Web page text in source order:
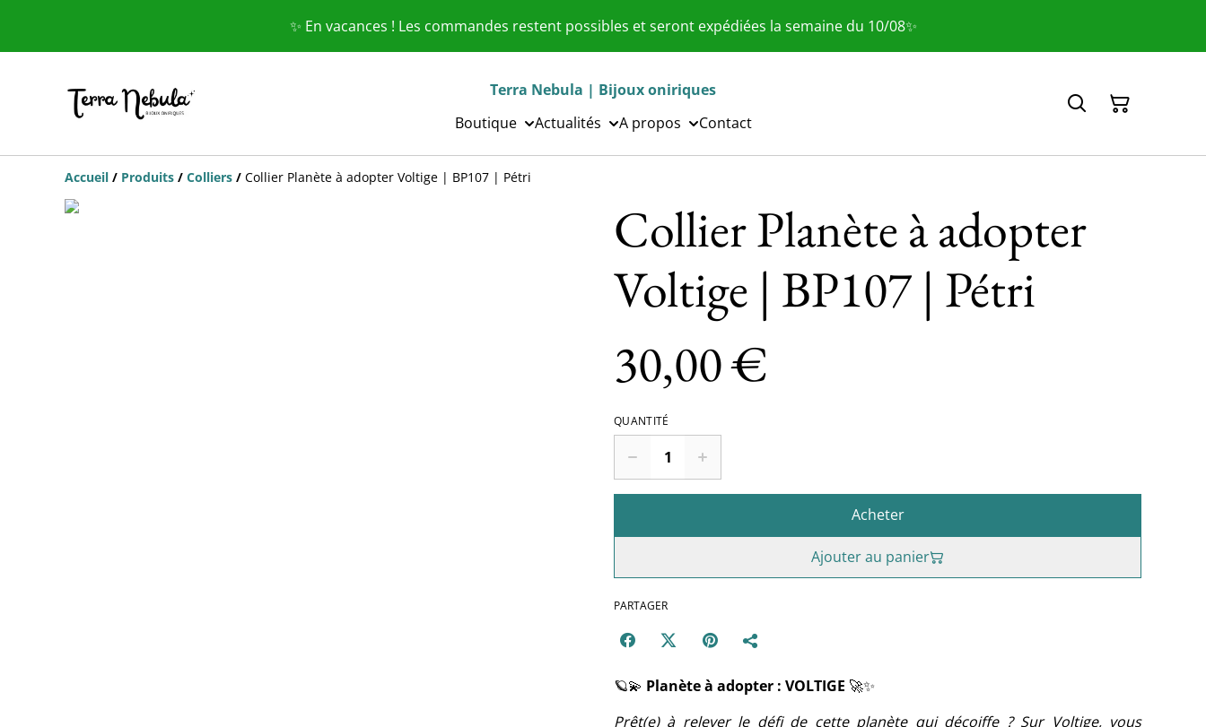
✨ En vacances ! Les commandes restent possibles et seront expédiées la semaine du 10/08✨
Terra Nebula | Bijoux oniriques
Boutique
Actualités A propos Contact
Accueil / Produits / Colliers / Collier Planète à adopter Voltige | BP107 | Pétri
Collier Planète à adopter
Voltige | BP107 | Pétri
30,00 €
QUANTITÉ
Acheter
Ajouter au panier
PARTAGER
🪐💫 Planète à adopter : VOLTIGE 🚀✨
Prêt(e) à relever le défi de cette planète qui décoiffe ? Sur Voltige, vous